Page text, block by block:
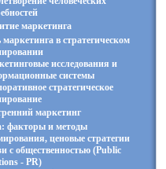
маркетинга
маркетинга в стратегическом
исследования и
системы
стратегическое
маркетинг
факторы и методы
ценовые стратегии
с общественностью (Public
- PR)